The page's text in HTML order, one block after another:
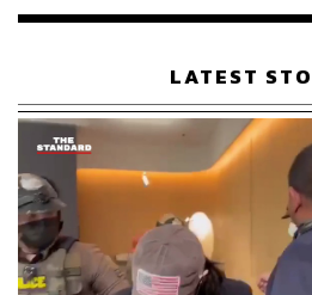
เรือนไทยที่ถูกซุกไว้
LATEST